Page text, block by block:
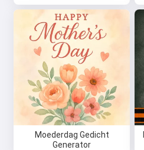
Moederdag Gedicht
Generator